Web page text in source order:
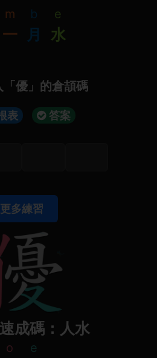
m
一
b
月
e
水
「優」的倉頡碼
表 答案
更多練習
速成碼：人水
o e